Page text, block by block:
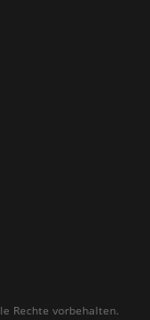
Rechte vorbehalten.